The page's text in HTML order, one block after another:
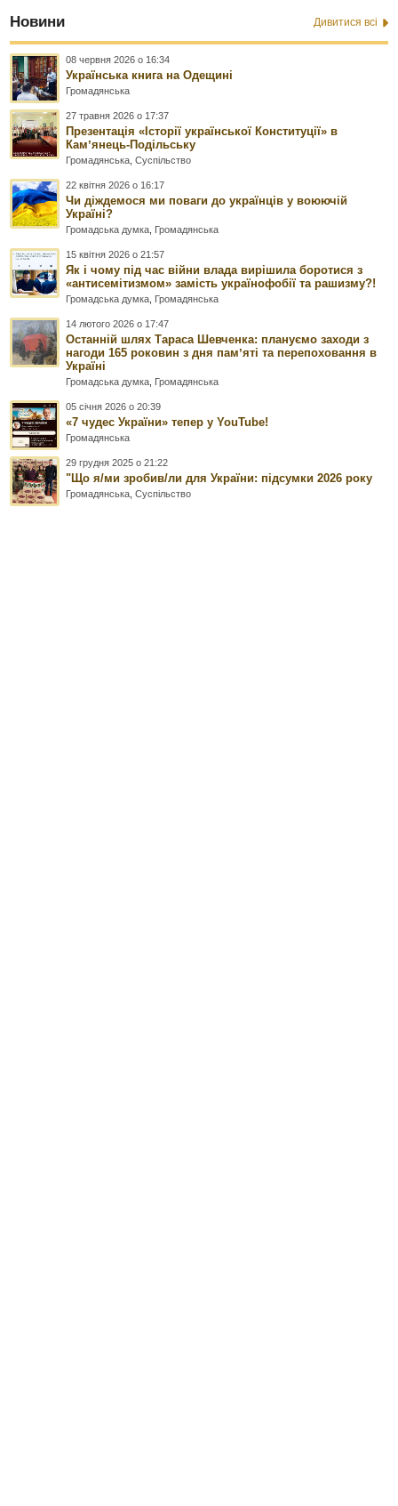
Новини Дивитися всі
08 червня 2026 о 16:34
Українська книга на Одещині
Громадянська
27 травня 2026 о 17:37
Презентація «Історії української Конституції» в
Камʼянець-Подільську
Громадянська ,Суспільство
22 квітня 2026 о 16:17
Чи діждемося ми поваги до українців у воюючій
Україні?
Громадська думка Громадянська
15 квітня 2026 о 21:57
Як і чому під час війни влада вирішила боротися з
«антисемітизмом» замість українофобії та рашизму?!
Громадська думка Громадянська
14 лютого 2026 о 17:47
Останній шлях Тараса Шевченка: плануємо заходи з
нагоди 165 роковин з дня памʼяті та перепоховання в
Україні
Громадська думка Громадянська
05 січня 2026 о 20:39
«7 чудес України» тепер у YouTube!
Громадянська
29 грудня 2025 о 21:22
"Що я/ми зробив/ли для України: підсумки 2026 року
Громадянська ,Суспільство